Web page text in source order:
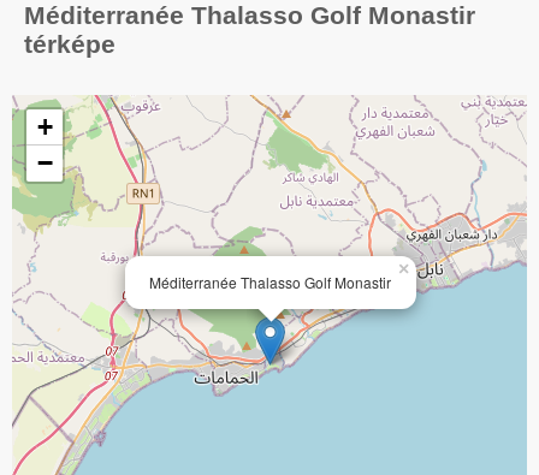
Méditerranée Thalasso Golf Monastir
térképe
Méditerranée Thalasso Golf Monastir
×
+
−